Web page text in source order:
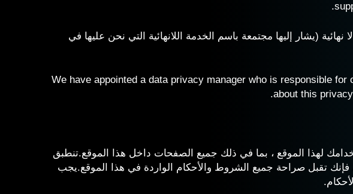
(يشار إليها مجتمعة باسم الخدمة اللانهائية التي نحن عليها في
We have appointed a data privacy manager who is responsible
about this
لهذا الموقع ، بما في ذلك جميع الصفحات داخل هذا الموقع.تنطبق
فإنك تقبل صراحة جميع الشروط والأحكام الواردة في هذا الموقع.يجب